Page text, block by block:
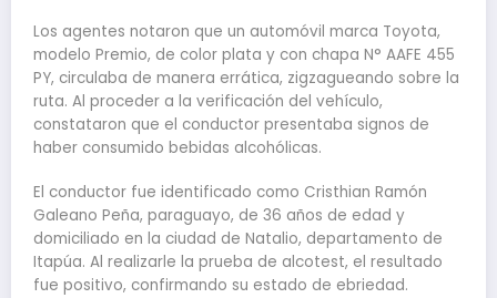
Los agentes notaron que un automóvil marca Toyota,
modelo Premio, de color plata y con chapa N° AAFE 455
PY, circulaba de manera errática, zigzagueando sobre la
ruta. Al proceder a la verificación del vehículo,
constataron que el conductor presentaba signos de
haber consumido bebidas alcohólicas.
El conductor fue identificado como Cristhian Ramón
Galeano Peña, paraguayo, de 36 años de edad y
domiciliado en la ciudad de Natalio, departamento de
Itapúa. Al realizarle la prueba de alcotest, el resultado
fue positivo, confirmando su estado de ebriedad.